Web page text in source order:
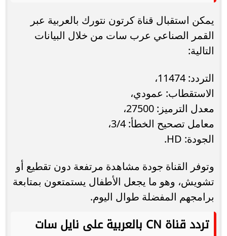
يمكن استقبال قناة كرتون نتورك بالعربية عبر
القمر الصناعي عرب سات من خلال البيانات
التالية:
التردد: 11474،
الاستقطاب: عمودي،
معدل الترميز: 27500،
معامل تصحيح الخطأ: 3/4،
الجودة: HD.
وتوفر القناة جودة مشاهدة مرتفعة دون تقطيع أو
تشويش، وهو ما يجعل الأطفال يستمتعون بمتابعة
برامجهم المفضلة طوال اليوم.
تردد قناة CN بالعربية على نايل سات